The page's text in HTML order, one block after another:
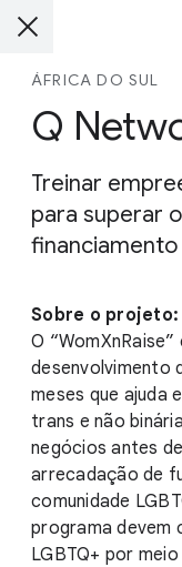
ÁFRICA DO SUL
Q
Treinar
para superar
Sobre o projeto:
O
desenvolvimento
meses que ajuda
trans e não
negócios antes
arrecadação de
comunidade
programa devem
LGBTQ+ por